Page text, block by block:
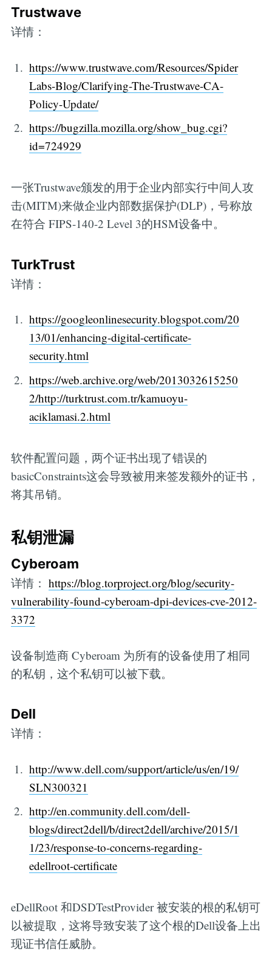
Trustwave
详情：
https://www.trustwave.com/Resources/Spider
Labs-Blog/Clarifying-The-Trustwave-CA-
Policy-Update/
https://bugzilla.mozilla.org/show_bug.cgi?
id=724929
一张Trustwave颁发的用于企业内部实行中间人攻
击(MITM)来做企业内部数据保护(DLP)，号称放
在符合 FIPS-140-2 Level 3的HSM设备中。
TurkTrust
详情：
https://googleonlinesecurity.blogspot.com/20
13/01/enhancing-digital-certificate-
security.html
https://web.archive.org/web/2013032615250
2/http://turktrust.com.tr/kamuoyu-
aciklamasi.2.html
软件配置问题，两个证书出现了错误的
basicConstraints这会导致被用来签发额外的证书，
将其吊销。
私钥泄漏
Cyberoam
详情： https://blog.torproject.org/blog/security-
vulnerability-found-cyberoam-dpi-devices-cve-2012-
3372
设备制造商 Cyberoam 为所有的设备使用了相同
的私钥，这个私钥可以被下载。
Dell
详情：
http://www.dell.com/support/article/us/en/19/
SLN300321
http://en.community.dell.com/dell-
blogs/direct2dell/b/direct2dell/archive/2015/1
1/23/response-to-concerns-regarding-
edellroot-certificate
eDellRoot 和DSDTestProvider 被安装的根的私钥可
以被提取，这将导致安装了这个根的Dell设备上出
现证书信任威胁。